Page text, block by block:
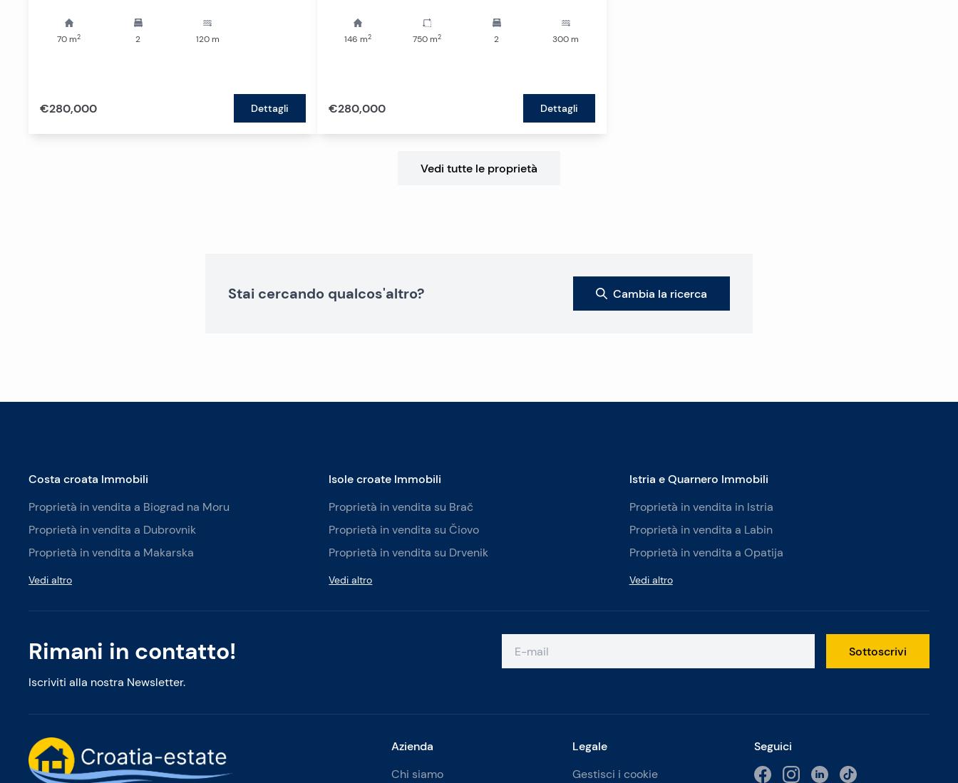
70 m2 2 120m
€280,000 Dettagli
146 m2 750 m2 2 300 m
€280,000 Dettagli
Vedi tutte le proprietà
Stai cercando qualcos'altro? Cambia la ricerca
Rimani in contatto!
Iscriviti alla nostra Newsletter.
Sottoscrivi
Costa croata Immobili
Proprietà in vendita a Biograd na Moru
Proprietà in vendita a Dubrovnik
Proprietà in vendita a Makarska
Vedi altro
Isole croate Immobili
Proprietà in vendita su Brač
Proprietà in vendita su Čiovo
Proprietà in vendita su Drvenik
Vedi altro
Istria e Quarnero Immobili
Proprietà in vendita in Istria
Proprietà in vendita a Labin
Proprietà in vendita a Opatija
Vedi altro
Azienda
Chi siamo
Legale
Gestisci i cookie
Seguici